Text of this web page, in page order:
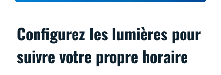
Configurez les lumières pour
suivre votre propre horaire